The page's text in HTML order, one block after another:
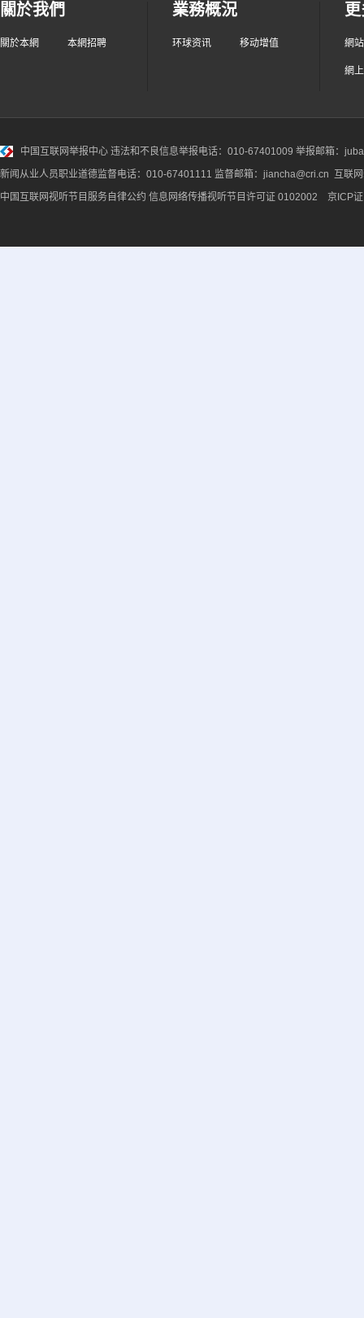
關於我們
關於本網 本網招聘
業務概況
环球资讯 移动增值 網
網
中国互联网举报中心 违法和不良信息举报电话：010-67401009 举报邮箱：
新闻从业人员职业道德监督电话：010-67401111 监督邮箱：jiancha@cri.cn 互联
中国互联网视听节目服务自律公约 信息网络传播视听节目许可证 0102002 京ICP